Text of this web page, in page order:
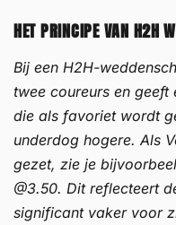
HET PRINCIPE VAN H2H
Bij een H2H-
twee coureurs en geeft
die als favoriet wordt
underdog hogere. Als
gezet, zie je
@3.50. Dit reflecteert
significant vaker voor